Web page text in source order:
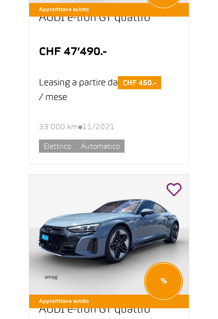
Approfittane subito
AUDI e-tron GT quattro
CHF 47’490.-
Leasing a partire da CHF 450.-
/ mese
33’000 km 11/2021
Elettrico Automatico
Approfittane subito
%
AUDI e-tron GT quattro